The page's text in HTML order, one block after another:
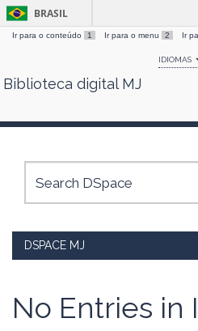
Skip
BRASIL
Ir para o conteúdo 1 Ir para o menu 2 Ir
IDIOMAS
Biblioteca digital MJ
DSPACE MJ
No Entries in